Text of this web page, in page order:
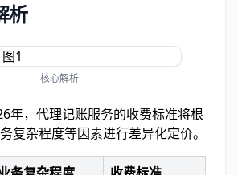
析
核心解析
年，代理记账服务的收费标准将根
复杂程度等因素进行差异化定价。